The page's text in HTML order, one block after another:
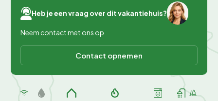
Heb je een vraag over dit vakantiehuis?
Neem contact met ons op
Contact opnemen